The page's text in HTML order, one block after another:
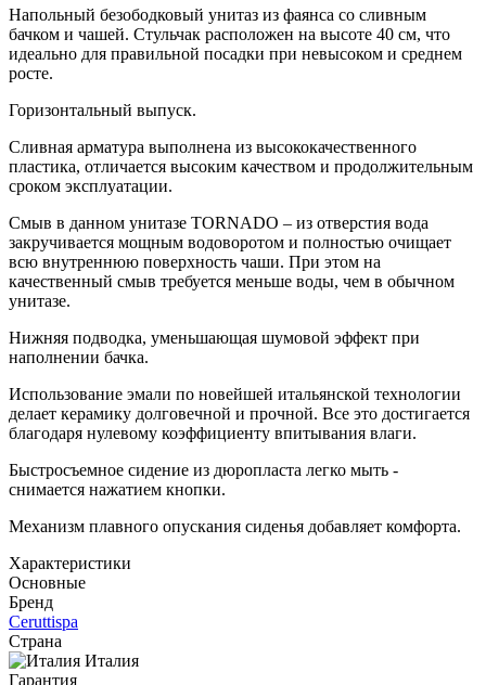
Напольный безободковый унитаз из фаянса со сливным
бачком и чашей. Стульчак расположен на высоте 40 см, что
идеально для правильной посадки при невысоком и среднем
росте.
Горизонтальный выпуск.
Сливная арматура выполнена из высококачественного
пластика, отличается высоким качеством и продолжительным
сроком эксплуатации.
Смыв в данном унитазе TORNADO – из отверстия вода
закручивается мощным водоворотом и полностью очищает
всю внутреннюю поверхность чаши. При этом на
качественный смыв требуется меньше воды, чем в обычном
унитазе.
Нижняя подводка, уменьшающая шумовой эффект при
наполнении бачка.
Использование эмали по новейшей итальянской технологии
делает керамику долговечной и прочной. Все это достигается
благодаря нулевому коэффициенту впитывания влаги.
Быстросъемное сидение из дюропласта легко мыть -
снимается нажатием кнопки.
Механизм плавного опускания сиденья добавляет комфорта.
Характеристики
Основные
Бренд
Ceruttispa
Страна
Италия
Гарантия